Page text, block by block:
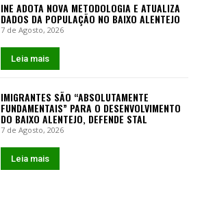
INE ADOTA NOVA METODOLOGIA E ATUALIZA
DADOS DA POPULAÇÃO NO BAIXO ALENTEJO
7 de Agosto, 2026
Leia mais
IMIGRANTES SÃO “ABSOLUTAMENTE
FUNDAMENTAIS” PARA O DESENVOLVIMENTO
DO BAIXO ALENTEJO, DEFENDE STAL
7 de Agosto, 2026
Leia mais